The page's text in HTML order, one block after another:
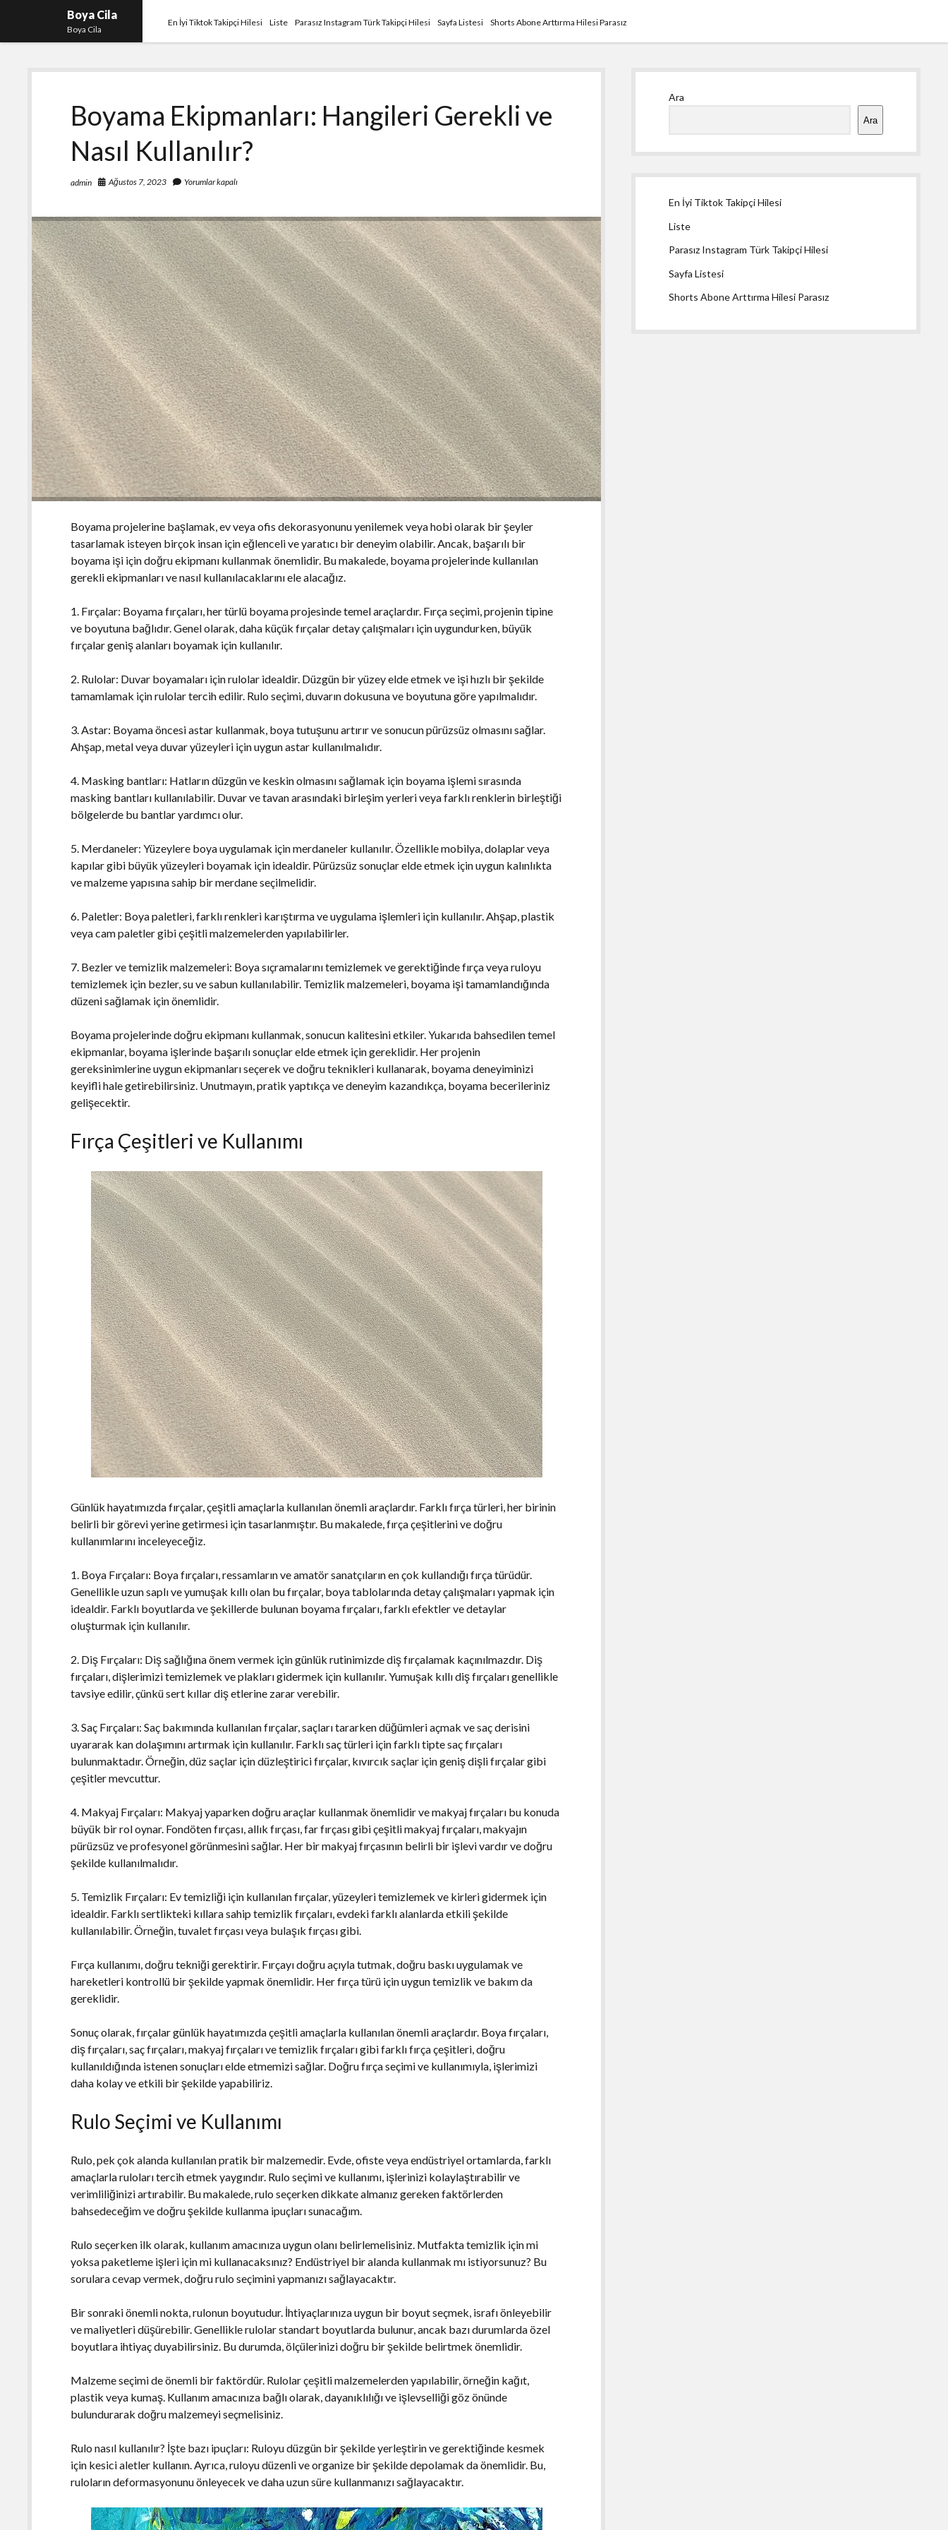
Boya Cila
Boya Cila
En İyi Tiktok Takipçi Hilesi Liste Parasız Instagram Türk Takipçi Hilesi Sayfa Listesi Shorts Abone Arttırma Hilesi Parasız
Boyama Ekipmanları: Hangileri Gerekli ve
Nasıl Kullanılır?
admin Ağustos 7, 2023 Yorumlar kapalı
Boyama projelerine başlamak, ev veya ofis dekorasyonunu yenilemek veya hobi olarak bir şeyler
tasarlamak isteyen birçok insan için eğlenceli ve yaratıcı bir deneyim olabilir. Ancak, başarılı bir
boyama işi için doğru ekipmanı kullanmak önemlidir. Bu makalede, boyama projelerinde kullanılan
gerekli ekipmanları ve nasıl kullanılacaklarını ele alacağız.
1. Fırçalar: Boyama fırçaları, her türlü boyama projesinde temel araçlardır. Fırça seçimi, projenin tipine
ve boyutuna bağlıdır. Genel olarak, daha küçük fırçalar detay çalışmaları için uygundurken, büyük
fırçalar geniş alanları boyamak için kullanılır.
2. Rulolar: Duvar boyamaları için rulolar idealdir. Düzgün bir yüzey elde etmek ve işi hızlı bir şekilde
tamamlamak için rulolar tercih edilir. Rulo seçimi, duvarın dokusuna ve boyutuna göre yapılmalıdır.
3. Astar: Boyama öncesi astar kullanmak, boya tutuşunu artırır ve sonucun pürüzsüz olmasını sağlar.
Ahşap, metal veya duvar yüzeyleri için uygun astar kullanılmalıdır.
4. Masking bantları: Hatların düzgün ve keskin olmasını sağlamak için boyama işlemi sırasında
masking bantları kullanılabilir. Duvar ve tavan arasındaki birleşim yerleri veya farklı renklerin birleştiği
bölgelerde bu bantlar yardımcı olur.
5. Merdaneler: Yüzeylere boya uygulamak için merdaneler kullanılır. Özellikle mobilya, dolaplar veya
kapılar gibi büyük yüzeyleri boyamak için idealdir. Pürüzsüz sonuçlar elde etmek için uygun kalınlıkta
ve malzeme yapısına sahip bir merdane seçilmelidir.
6. Paletler: Boya paletleri, farklı renkleri karıştırma ve uygulama işlemleri için kullanılır. Ahşap, plastik
veya cam paletler gibi çeşitli malzemelerden yapılabilirler.
7. Bezler ve temizlik malzemeleri: Boya sıçramalarını temizlemek ve gerektiğinde fırça veya ruloyu
temizlemek için bezler, su ve sabun kullanılabilir. Temizlik malzemeleri, boyama işi tamamlandığında
düzeni sağlamak için önemlidir.
Boyama projelerinde doğru ekipmanı kullanmak, sonucun kalitesini etkiler. Yukarıda bahsedilen temel
ekipmanlar, boyama işlerinde başarılı sonuçlar elde etmek için gereklidir. Her projenin
gereksinimlerine uygun ekipmanları seçerek ve doğru teknikleri kullanarak, boyama deneyiminizi
keyifli hale getirebilirsiniz. Unutmayın, pratik yaptıkça ve deneyim kazandıkça, boyama becerileriniz
gelişecektir.
Fırça Çeşitleri ve Kullanımı
Günlük hayatımızda fırçalar, çeşitli amaçlarla kullanılan önemli araçlardır. Farklı fırça türleri, her birinin
belirli bir görevi yerine getirmesi için tasarlanmıştır. Bu makalede, fırça çeşitlerini ve doğru
kullanımlarını inceleyeceğiz.
1. Boya Fırçaları: Boya fırçaları, ressamların ve amatör sanatçıların en çok kullandığı fırça türüdür.
Genellikle uzun saplı ve yumuşak kıllı olan bu fırçalar, boya tablolarında detay çalışmaları yapmak için
idealdir. Farklı boyutlarda ve şekillerde bulunan boyama fırçaları, farklı efektler ve detaylar
oluşturmak için kullanılır.
2. Diş Fırçaları: Diş sağlığına önem vermek için günlük rutinimizde diş fırçalamak kaçınılmazdır. Diş
fırçaları, dişlerimizi temizlemek ve plakları gidermek için kullanılır. Yumuşak kıllı diş fırçaları genellikle
tavsiye edilir, çünkü sert kıllar diş etlerine zarar verebilir.
3. Saç Fırçaları: Saç bakımında kullanılan fırçalar, saçları tararken düğümleri açmak ve saç derisini
uyararak kan dolaşımını artırmak için kullanılır. Farklı saç türleri için farklı tipte saç fırçaları
bulunmaktadır. Örneğin, düz saçlar için düzleştirici fırçalar, kıvırcık saçlar için geniş dişli fırçalar gibi
çeşitler mevcuttur.
4. Makyaj Fırçaları: Makyaj yaparken doğru araçlar kullanmak önemlidir ve makyaj fırçaları bu konuda
büyük bir rol oynar. Fondöten fırçası, allık fırçası, far fırçası gibi çeşitli makyaj fırçaları, makyajın
pürüzsüz ve profesyonel görünmesini sağlar. Her bir makyaj fırçasının belirli bir işlevi vardır ve doğru
şekilde kullanılmalıdır.
5. Temizlik Fırçaları: Ev temizliği için kullanılan fırçalar, yüzeyleri temizlemek ve kirleri gidermek için
idealdir. Farklı sertlikteki kıllara sahip temizlik fırçaları, evdeki farklı alanlarda etkili şekilde
kullanılabilir. Örneğin, tuvalet fırçası veya bulaşık fırçası gibi.
Fırça kullanımı, doğru tekniği gerektirir. Fırçayı doğru açıyla tutmak, doğru baskı uygulamak ve
hareketleri kontrollü bir şekilde yapmak önemlidir. Her fırça türü için uygun temizlik ve bakım da
gereklidir.
Sonuç olarak, fırçalar günlük hayatımızda çeşitli amaçlarla kullanılan önemli araçlardır. Boya fırçaları,
diş fırçaları, saç fırçaları, makyaj fırçaları ve temizlik fırçaları gibi farklı fırça çeşitleri, doğru
kullanıldığında istenen sonuçları elde etmemizi sağlar. Doğru fırça seçimi ve kullanımıyla, işlerimizi
daha kolay ve etkili bir şekilde yapabiliriz.
Rulo Seçimi ve Kullanımı
Rulo, pek çok alanda kullanılan pratik bir malzemedir. Evde, ofiste veya endüstriyel ortamlarda, farklı
amaçlarla ruloları tercih etmek yaygındır. Rulo seçimi ve kullanımı, işlerinizi kolaylaştırabilir ve
verimliliğinizi artırabilir. Bu makalede, rulo seçerken dikkate almanız gereken faktörlerden
bahsedeceğim ve doğru şekilde kullanma ipuçları sunacağım.
Rulo seçerken ilk olarak, kullanım amacınıza uygun olanı belirlemelisiniz. Mutfakta temizlik için mi
yoksa paketleme işleri için mi kullanacaksınız? Endüstriyel bir alanda kullanmak mı istiyorsunuz? Bu
sorulara cevap vermek, doğru rulo seçimini yapmanızı sağlayacaktır.
Bir sonraki önemli nokta, rulonun boyutudur. İhtiyaçlarınıza uygun bir boyut seçmek, israfı önleyebilir
ve maliyetleri düşürebilir. Genellikle rulolar standart boyutlarda bulunur, ancak bazı durumlarda özel
boyutlara ihtiyaç duyabilirsiniz. Bu durumda, ölçülerinizi doğru bir şekilde belirtmek önemlidir.
Malzeme seçimi de önemli bir faktördür. Rulolar çeşitli malzemelerden yapılabilir, örneğin kağıt,
plastik veya kumaş. Kullanım amacınıza bağlı olarak, dayanıklılığı ve işlevselliği göz önünde
bulundurarak doğru malzemeyi seçmelisiniz.
Rulo nasıl kullanılır? İşte bazı ipuçları: Ruloyu düzgün bir şekilde yerleştirin ve gerektiğinde kesmek
için kesici aletler kullanın. Ayrıca, ruloyu düzenli ve organize bir şekilde depolamak da önemlidir. Bu,
ruloların deformasyonunu önleyecek ve daha uzun süre kullanmanızı sağlayacaktır.
Ara
Ara
En İyi Tiktok Takipçi Hilesi
Liste
Parasız Instagram Türk Takipçi Hilesi
Sayfa Listesi
Shorts Abone Arttırma Hilesi Parasız